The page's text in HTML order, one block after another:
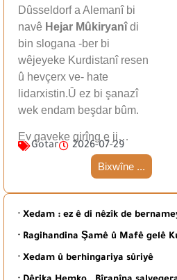
Dûsseldorf a Alemanî bi
navê Hejar Mûkiryanîdi
bin slogana -ber bi
wêjeyeke Kurdistanî resen
û hevçerx ve- hate
lidarxistin.Û ez bi şanazî
wek endam beşdar bûm.
Ev gaveke girîng e ji…
Gotar 2026-07-29
Bixwîne ...
· Xedam : ez ê di nêzîk de
· Ragihandina Şamê û Mafê gelê
· Xedam û berhingariya sûriyê